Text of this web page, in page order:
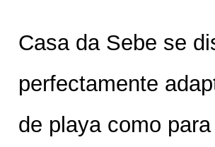
Casa da Sebe se
perfectamente
de playa como